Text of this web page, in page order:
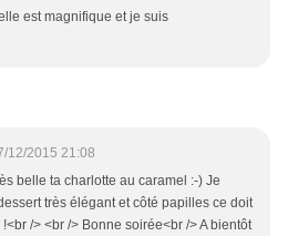
est magnifique et je suis
12/2015 21:08
belle ta charlotte au caramel :-) Je
très élégant et côté papilles ce doit
/> <br /> Bonne soirée<br /> A bientôt